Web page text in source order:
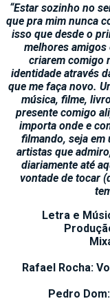
“Estar sozinho no
que pra mim nunca
isso que desde o
melhores amigos
criarem comigo
identidade através
que me faça novo.
música, filme,
presente comigo
importa onde e
filmando, seja
artistas que
diariamente até
vontade de tocar
Letra e
Rafael Rocha:
Pedro